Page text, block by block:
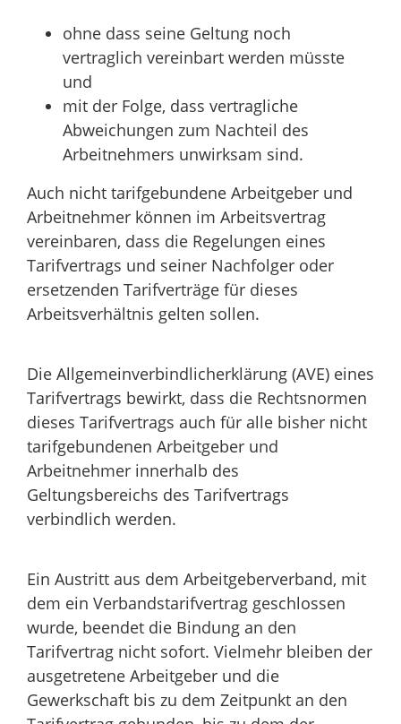
ohne dass seine Geltung noch
vertraglich vereinbart werden müsste
und
mit der Folge, dass vertragliche
Abweichungen zum Nachteil des
Arbeitnehmers unwirksam sind.
Auch nicht tarifgebundene Arbeitgeber und
Arbeitnehmer können im Arbeitsvertrag
vereinbaren, dass die Regelungen eines
Tarifvertrags und seiner Nachfolger oder
ersetzenden Tarifverträge für dieses
Arbeitsverhältnis gelten sollen.
Die Allgemeinverbindlicherklärung (AVE) eines
Tarifvertrags bewirkt, dass die Rechtsnormen
dieses Tarifvertrags auch für alle bisher nicht
tarifgebundenen Arbeitgeber und
Arbeitnehmer innerhalb des
Geltungsbereichs des Tarifvertrags
verbindlich werden.
Ein Austritt aus dem Arbeitgeberverband, mit
dem ein Verbandstarifvertrag geschlossen
wurde, beendet die Bindung an den
Tarifvertrag nicht sofort. Vielmehr bleiben der
ausgetretene Arbeitgeber und die
Gewerkschaft bis zu dem Zeitpunkt an den